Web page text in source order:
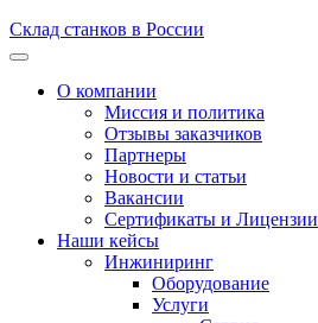
Склад станков в России
О компании
Миссия и политика
Отзывы заказчиков
Партнеры
Новости и статьи
Вакансии
Сертификаты и Лицензии
Наши кейсы
Инжиниринг
Оборудование
Услуги